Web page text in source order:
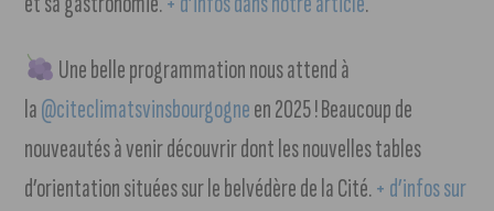
Une belle programmation nous attend à
la@citeclimatsvinsbourgogneen 2025 ! Beaucoup de
nouveautés à venir découvrir dont les nouvelles tables
d’orientation situées sur le belvédère de la Cité.+ d’infos sur